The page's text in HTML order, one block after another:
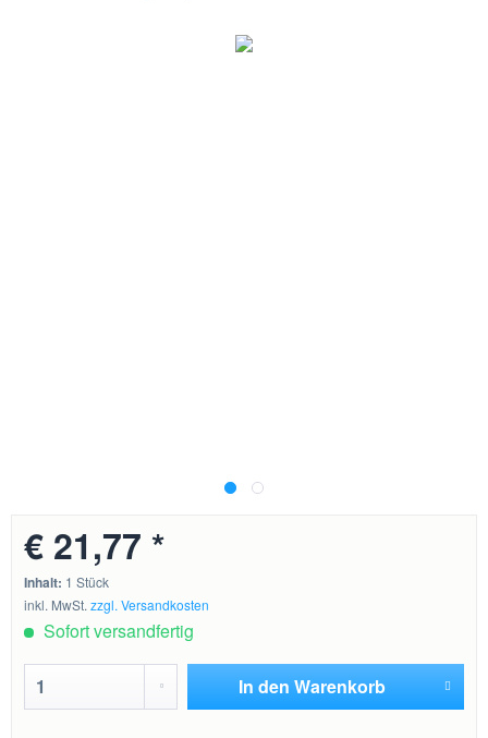
€ 21,77 *
Inhalt: 1 Stück
inkl. MwSt.zzgl. Versandkosten
Sofort versandfertig
In den Warenkorb